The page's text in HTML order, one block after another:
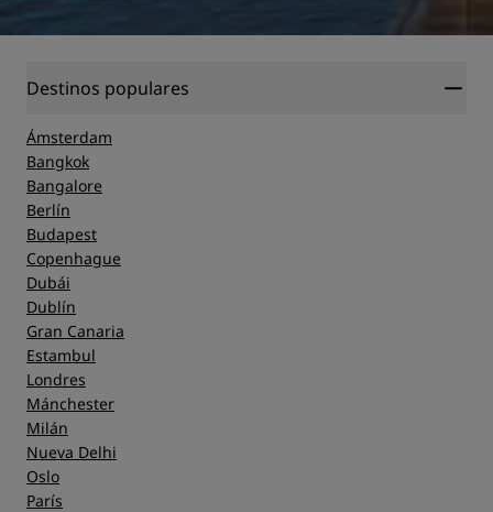
Destinos populares
Ámsterdam
Bangkok
Bangalore
Berlín
Budapest
Copenhague
Dubái
Dublín
Gran Canaria
Estambul
Londres
Mánchester
Milán
Nueva Delhi
Oslo
París